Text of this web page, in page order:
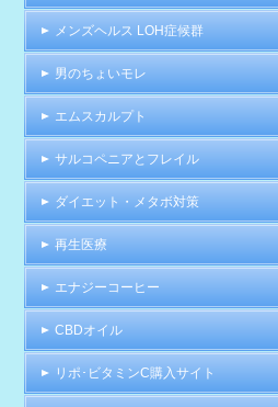
メンズヘルス LOH症候群
男のちょいモレ
エムスカルプト
サルコペニアとフレイル
ダイエット・メタボ対策
再生医療
エナジーコーヒー
CBDオイル
リポ･ビタミンC購入サイト